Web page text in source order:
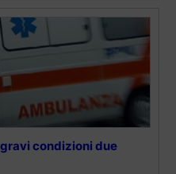
condizioni due